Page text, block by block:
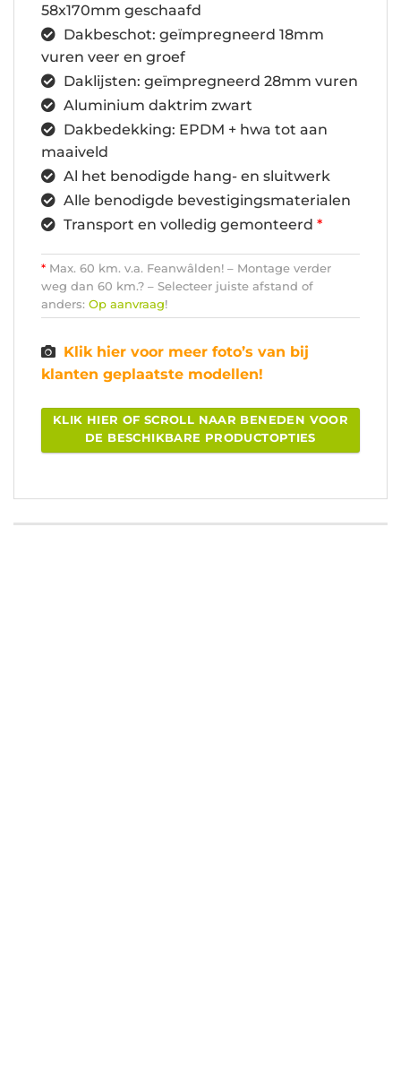
58x170mm geschaafd
Dakbeschot: geïmpregneerd 18mm
vuren veer en groef
Daklijsten: geïmpregneerd 28mm vuren
Aluminium daktrim zwart
Dakbedekking: EPDM + hwa tot aan
maaiveld
Al het benodigde hang- en sluitwerk
Alle benodigde bevestigingsmaterialen
Transport en volledig gemonteerd *
* Max. 60 km. v.a. Feanwâlden! – Montage verder
weg dan 60 km.? – Selecteer juiste afstand of
anders: Op aanvraag!
Klik hier voor meer foto’s van bij
klanten geplaatste modellen!
KLIK HIER OF SCROLL NAAR BENEDEN VOOR
DE BESCHIKBARE PRODUCTOPTIES